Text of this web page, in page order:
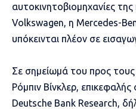
αυτοκινητοβιομηχανίες
Volkswagen, η Mercedes-
υπόκεινται πλέον σε
Σε σημείωμά του προς
Ρόμπιν Βίνκλερ,
Deutsche Bank Research,